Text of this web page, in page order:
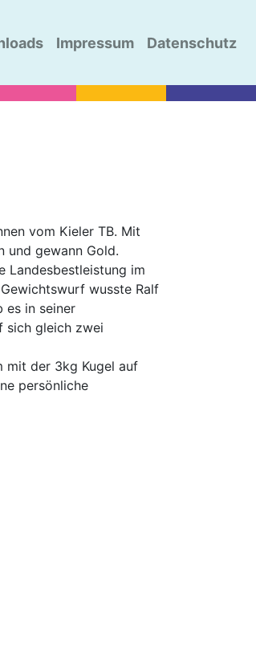
Impressum Datenschutz
vom Kieler TB. Mit
und gewann Gold.
Landesbestleistung im
wusste Ralf
es in seiner
sich gleich zwei
mit der 3kg Kugel auf
persönliche